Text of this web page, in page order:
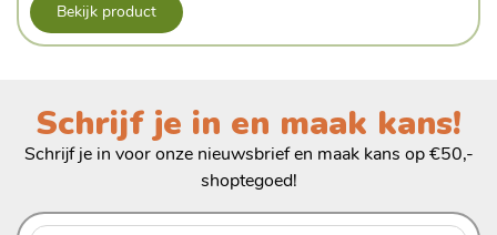
Bekijk product
Schrijf je in en maak kans!
Schrijf je in voor onze nieuwsbrief en maak kans op €50,-
shoptegoed!